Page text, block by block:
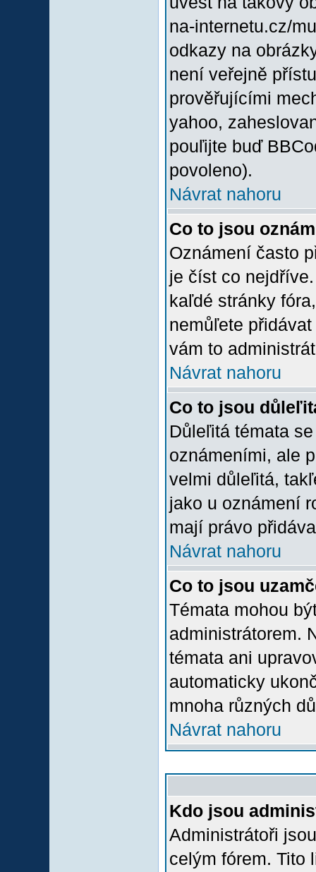
na-internetu.cz/
odkazy na
není veřejně
prověřujícími
yahoo,
pouľijte buď
povoleno).
Návrat nahoru
Co to jsou
Oznámení často
je číst co
kaľdé stránky
nemůľete
vám to
Návrat nahoru
Co to jsou
Důleľitá témata
oznámeními, ale
velmi důleľitá,
jako u oznámení
mají právo
Návrat nahoru
Co to jsou
Témata mohou
administrátorem.
témata ani
automaticky
mnoha různých
Návrat nahoru
Kdo jsou
Administrátoři
celým fórem. Tito